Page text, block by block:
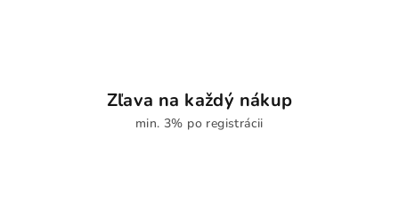
Zľava na každý nákup
min. 3% po registrácii